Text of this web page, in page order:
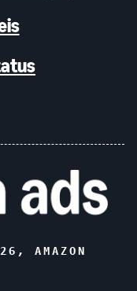
, AMAZON